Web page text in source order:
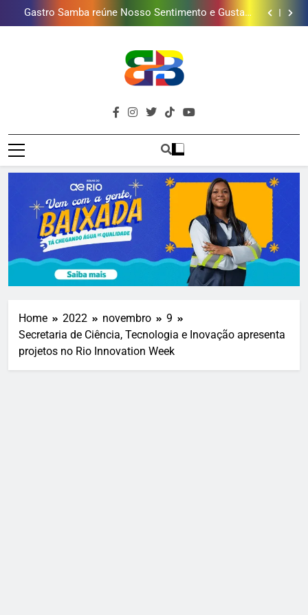
mulheres receberem o BPC
Gastro Samba reúne Nosso Sentimento e Gustavo
Lins em Nova Iguaçu neste fim de semana
Shopping Grande Rio sorteia MacBook e oferece
de água por ano na Baixada Fluminense
Deputado Reimont quer reduzir idade mínima para
mulheres receberem o BPC
Gastro Samba reúne Nosso Sentimento e Gustavo
Lins em Nova Iguaçu neste fim de semana
Shopping Grande Rio sorteia MacBook e oferece
vinho em campanha de Dia dos Pais
Obra garante a preservação de 190 milhões de litros
mulheres receberem o BPC
Brava
Baixada
Baixada Fluminense Em Destaque!
Home 2022 novembro
9
Secretaria de Ciência, Tecnologia e Inovação apresenta
projetos no Rio Innovation Week